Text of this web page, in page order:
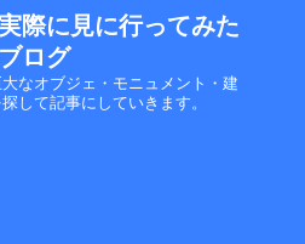
際に見に行ってみた
ブログ
なオブジェ・モニュメント・建
して記事にしていきます。